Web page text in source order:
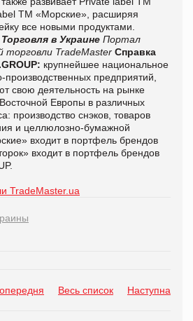
ТМ «Морские», расширяя
все новыми продуктами.
Торговля в Украине Портал
торговли TradeMaster Справка
крупнейшее национальное
предприятий,
свою деятельность на рынке
Европы в различных
производство снэков, товаров
и целлюлозно-бумажной
входит в портфель брендов
входит в портфель брендов
TradeMaster.ua
Весь список Наступна